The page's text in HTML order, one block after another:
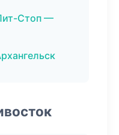
Стоп —